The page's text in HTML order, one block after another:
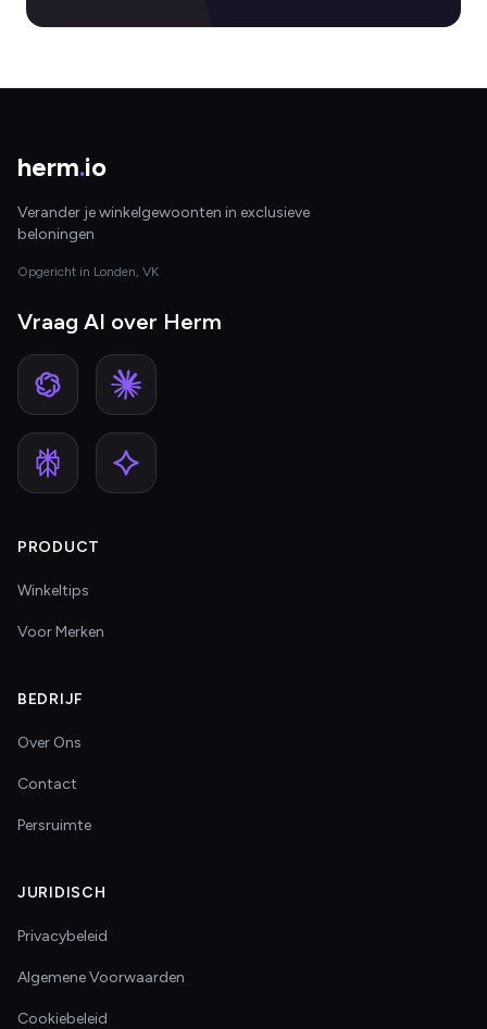
herm.io
Verander je winkelgewoonten in exclusieve
beloningen
Opgericht in Londen, VK
Vraag AI over Herm
PRODUCT
Winkeltips
Voor Merken
BEDRIJF
Over Ons
Contact
Persruimte
JURIDISCH
Privacybeleid
Algemene Voorwaarden
Cookiebeleid